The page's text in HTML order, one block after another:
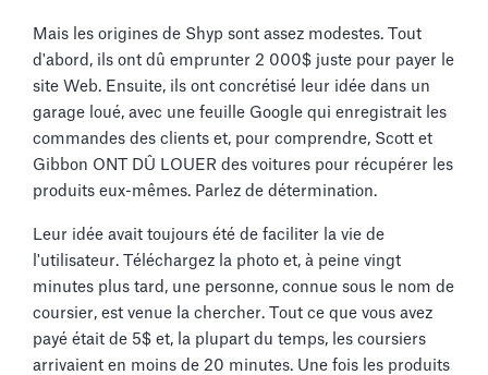
Mais les origines de Shyp sont assez modestes. Tout
d'abord, ils ont dû emprunter 2 000$ juste pour payer le
site Web. Ensuite, ils ont concrétisé leur idée dans un
garage loué, avec une feuille Google qui enregistrait les
commandes des clients et, pour comprendre, Scott et
Gibbon ONT DÛ LOUER des voitures pour récupérer les
produits eux-mêmes. Parlez de détermination.
Leur idée avait toujours été de faciliter la vie de
l'utilisateur. Téléchargez la photo et, à peine vingt
minutes plus tard, une personne, connue sous le nom de
coursier, est venue la chercher. Tout ce que vous avez
payé était de 5$ et, la plupart du temps, les coursiers
arrivaient en moins de 20 minutes. Une fois les produits